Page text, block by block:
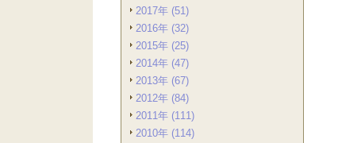
2017年 (51)
2016年 (32)
2015年 (25)
2014年 (47)
2013年 (67)
2012年 (84)
2011年 (111)
2010年 (114)